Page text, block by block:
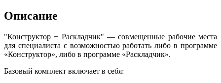
Описание
"Конструктор + Раскладчик" — совмещенные рабочие места
для специалиста с возможностью работать либо в программе
«Конструктор», либо в программе «Раскладчик».
Базовый комплект включает в себя: